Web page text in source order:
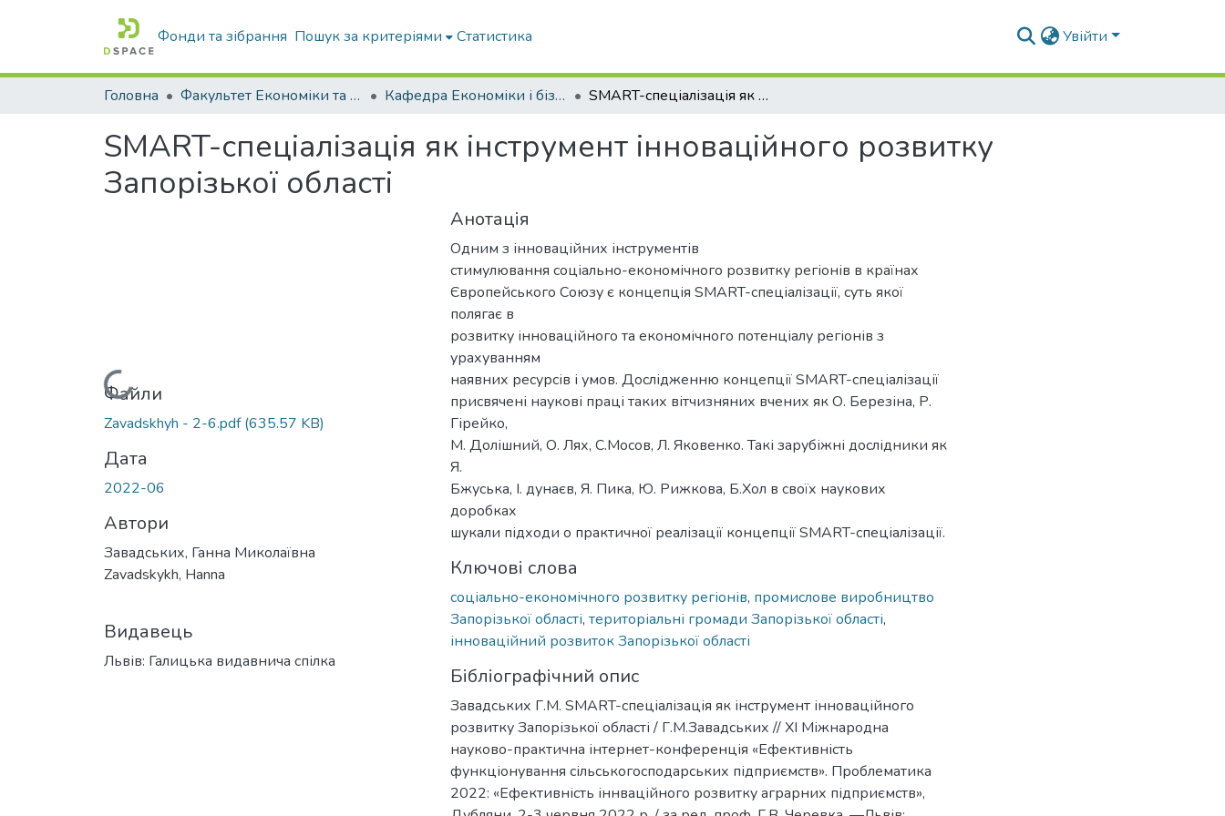
Фонди та зібрання Пошук за критеріями Статистика Увійти
Головна Факультет Економіки та бізнесу Кафедра Економіки і бізнесу SMART-спеціалізація як інструмент інноваційного розвитку Запорізької області
SMART-спеціалізація як інструмент інноваційного розвитку
Запорізької області
Вантажиться...
Файли
Zavadskhyh - 2-6.pdf(635.57 KB)
Дата
2022-06
Автори
Завадських, Ганна Миколаївна
Zavadskykh, Hanna
Видавець
Львів: Галицька видавнича спілка
Анотація
Одним з інноваційних інструментів
стимулювання соціально-економічного розвитку регіонів в країнах
Європейського Союзу є концепція SMART-спеціалізації, суть якої
полягає в
розвитку інноваційного та економічного потенціалу регіонів з
урахуванням
наявних ресурсів і умов. Дослідженню концепції SMART-спеціалізації
присвячені наукові праці таких вітчизняних вчених як О. Березіна, Р.
Гірейко,
М. Долішний, О. Лях, С.Мосов, Л. Яковенко. Такі зарубіжні дослідники як
Я.
Бжуська, І. дунаєв, Я. Пика, Ю. Рижкова, Б.Хол в своїх наукових
доробках
шукали підходи о практичної реалізації концепції SMART-спеціалізації.
Ключові слова
соціально-економічного розвитку регіонів, промислове виробництво
Запорізької області, територіальні громади Запорізької області,
інноваційний розвиток Запорізької області
Бібліографічний опис
Завадських Г.М. SMART-спеціалізація як інструмент інноваційного
розвитку Запорізької області / Г.М.Завадських // XІ Міжнародна
науково-практична інтернет-конференція «Ефективність
функціонування сільськогосподарських підприємств». Проблематика
2022: «Ефективність іннваційного розвитку аграрних підприємств»,